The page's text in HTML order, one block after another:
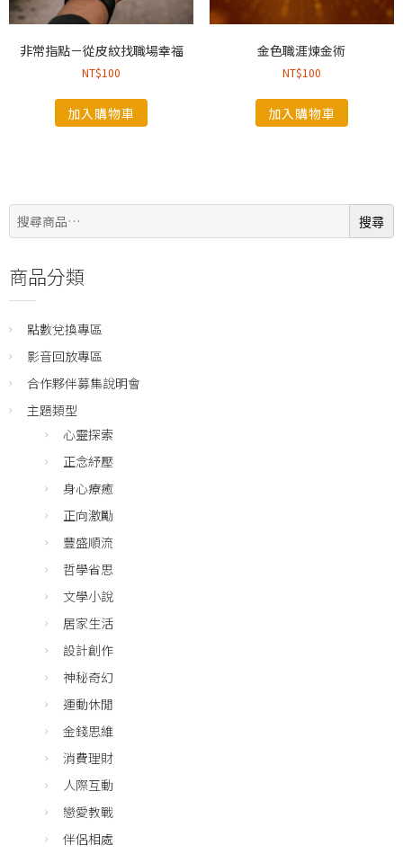
非常指點－從皮紋找職場幸福
NT$100
加入購物車
金色職涯煉金術
NT$100
加入購物車
搜
尋:
搜尋
商品分類
點數兌換專區
影音回放專區
合作夥伴募集說明會
主題類型
心靈探索
正念紓壓
身心療癒
正向激勵
豐盛順流
哲學省思
文學小說
居家生活
設計創作
神秘奇幻
運動休閒
金錢思維
消費理財
人際互動
戀愛教戰
伴侶相處